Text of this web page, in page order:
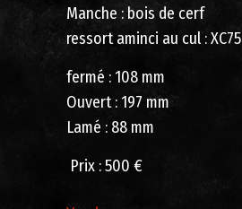
Manche : bois de cerf
ressort aminci au cul : XC75
fermé : 108 mm
Ouvert : 197 mm
Lamé : 88 mm
Prix ​​: 500 €